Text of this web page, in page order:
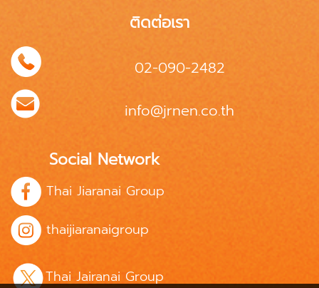
ติดต่อเรา
02-090-2482
info@jrnen.co.th
Social Network
Thai Jiaranai Group
thaijiaranaigroup
Thai Jairanai Group